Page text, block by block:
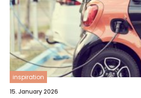
inspiration
15. January 2026